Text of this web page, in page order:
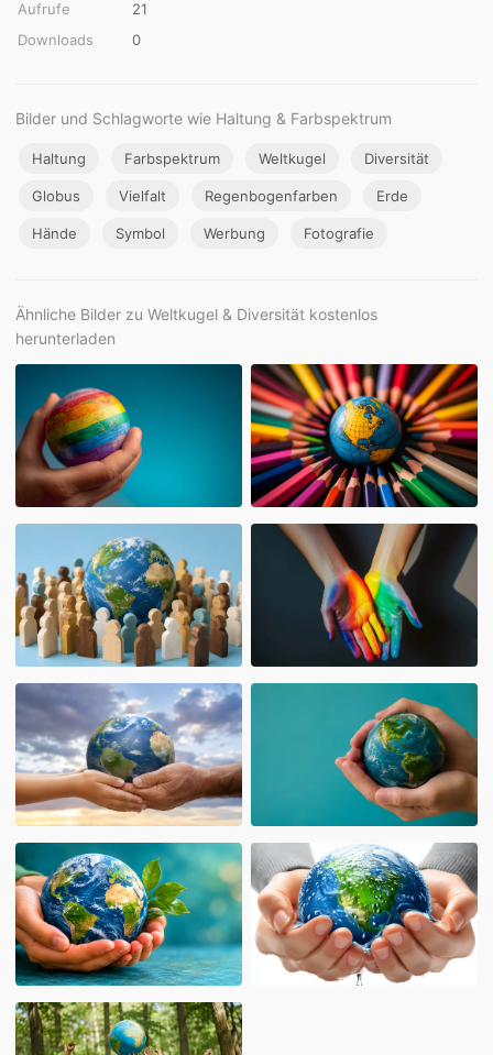
Aufrufe
21
Downloads
0
Bilder und Schlagworte wie Haltung & Farbspektrum
Haltung Farbspektrum Weltkugel Diversität
Globus Vielfalt Regenbogenfarben Erde
Hände Symbol Werbung Fotografie
Ähnliche Bilder zu Weltkugel & Diversität kostenlos
herunterladen